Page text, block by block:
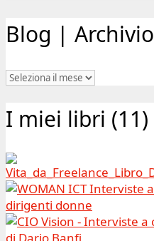
Blog | Archivio
Blog
Archivio
I miei libri (11)